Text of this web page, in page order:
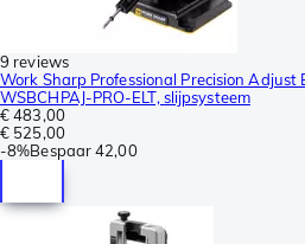
9 reviews
Work Sharp Professional Precision Adjust
WSBCHPAJ-PRO-ELT, slijpsysteem
€ 483,00
€ 525,00
-8%Bespaar42,00